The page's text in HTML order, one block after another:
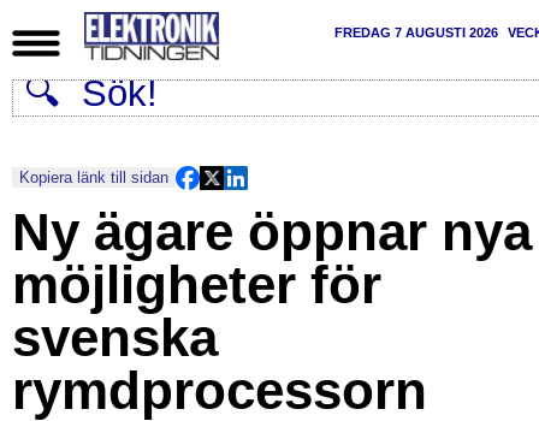
FREDAG 7 AUGUSTI 2026
Kopiera länk till sidan
Ny ägare öppnar nya
möjligheter för
svenska
rymdprocessorn